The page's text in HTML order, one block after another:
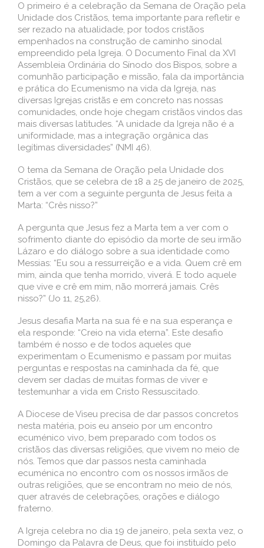
O primeiro é a celebração da Semana de Oração pela
Unidade dos Cristãos, tema importante para refletir e
ser rezado na atualidade, por todos cristãos
empenhados na construção de caminho sinodal
empreendido pela Igreja. O Documento Final da XVI
Assembleia Ordinária do Sínodo dos Bispos, sobre a
comunhão participação e missão, fala da importância
e prática do Ecumenismo na vida da Igreja, nas
diversas Igrejas cristãs e em concreto nas nossas
comunidades, onde hoje chegam cristãos vindos das
mais diversas latitudes. “A unidade da Igreja não é a
uniformidade, mas a integração orgânica das
legítimas diversidades” (NMI 46).
O tema da Semana de Oração pela Unidade dos
Cristãos, que se celebra de 18 a 25 de janeiro de 2025,
tem a ver com a seguinte pergunta de Jesus feita a
Marta: “Crês nisso?”
A pergunta que Jesus fez a Marta tem a ver com o
sofrimento diante do episódio da morte de seu irmão
Lázaro e do diálogo sobre a sua identidade como
Messias: “Eu sou a ressurreição e a vida. Quem crê em
mim, ainda que tenha morrido, viverá. E todo aquele
que vive e crê em mim, não morrerá jamais. Crês
nisso?” (Jo 11, 25,26).
Jesus desafia Marta na sua fé e na sua esperança e
ela responde: “Creio na vida eterna”. Este desafio
também é nosso e de todos aqueles que
experimentam o Ecumenismo e passam por muitas
perguntas e respostas na caminhada da fé, que
devem ser dadas de muitas formas de viver e
testemunhar a vida em Cristo Ressuscitado.
A Diocese de Viseu precisa de dar passos concretos
nesta matéria, pois eu anseio por um encontro
ecuménico vivo, bem preparado com todos os
cristãos das diversas religiões, que vivem no meio de
nós. Temos que dar passos nesta caminhada
ecuménica no encontro com os nossos irmãos de
outras religiões, que se encontram no meio de nós,
quer através de celebrações, orações e diálogo
fraterno.
A Igreja celebra no dia 19 de janeiro, pela sexta vez, o
Domingo da Palavra de Deus, que foi instituído pelo